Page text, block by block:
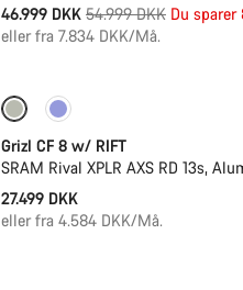
46.999 DKK Original
pris
54.999 DKK Du
eller fra 7.834 DKK/Må.
Affjedring
Grizl CF 8 w/ RIFT
SRAM Rival XPLR AXS RD 13s,
27.499 DKK
eller fra 4.584 DKK/Må.